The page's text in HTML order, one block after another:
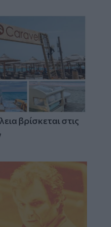
βρίσκεται στις